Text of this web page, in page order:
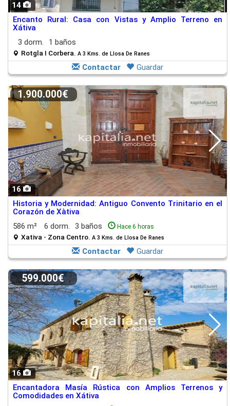
14
Encanto Rural: Casa con Vistas y Amplio Terreno en
Xátiva
3 dorm.
1 baños
Rotgla I Corbera. A 3 Kms. de Llosa De Ranes
Contactar Guardar
16
1.900.000€
Historia y Modernidad: Antiguo Convento Trinitario en el
Corazón de Xàtiva
586 m²
6 dorm. 3 baños Hace 6 horas
Xativa - Zona Centro. A 3 Kms. de Llosa De Ranes
Contactar Guardar
16
599.000€
Encantadora Masía Rústica con Amplios Terrenos y
Comodidades en Xátiva